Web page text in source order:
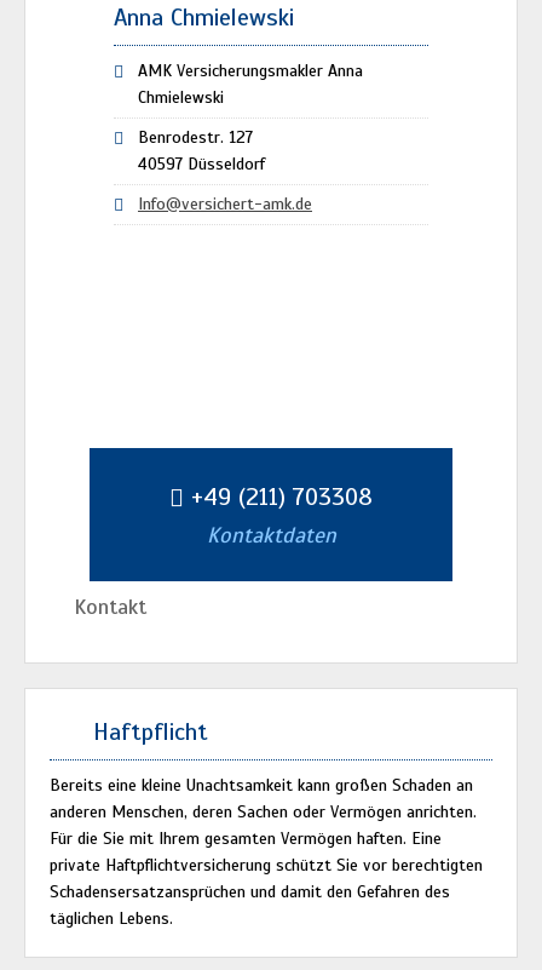
Anna Chmielewski
AMK Versicherungsmakler Anna
Chmielewski
Benrodestr. 127
40597 Düsseldorf
Info@versichert-amk.de
+49 (211) 703308
Kontaktdaten
Kontakt
Haftpflicht
Bereits eine kleine Unachtsamkeit kann großen Schaden an
anderen Menschen, deren Sachen oder Vermögen anrichten.
Für die Sie mit Ihrem gesamten Vermögen haften. Eine
private Haftpflichtversicherung schützt Sie vor berechtigten
Schadensersatzansprüchen und damit den Gefahren des
täglichen Lebens.